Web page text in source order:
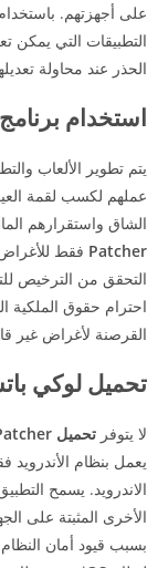
على أجهزتهم.
التطبيقات التي يمكن
الحذر عند محاولة
استخدام
يتم تطوير الألعاب
عملهم لكسب لقمة
الشاق واستقرارهم
Patcher فقط للأغراض
التحقق من الترخيص
احترام حقوق الملكية
القرصنة لأغراض غير
تحميل لوكي
لا يتوفر تحميل Lucky Patcher للايفون
يعمل بنظام الأندرويد
الاندرويد. يسمح
بسبب قيود أمان